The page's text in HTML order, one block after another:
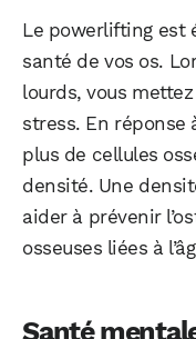
Le powerlifting est
santé de vos os.
lourds, vous
stress. En réponse
plus de cellules
densité. Une
aider à prévenir
osseuses liées à
Santé